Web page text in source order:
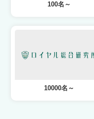
100名～
10000名～